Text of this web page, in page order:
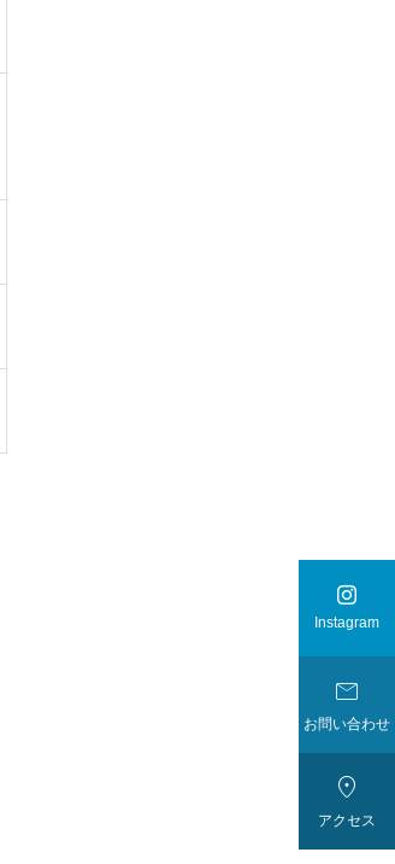

Instagram

お問い合わせ

アクセス